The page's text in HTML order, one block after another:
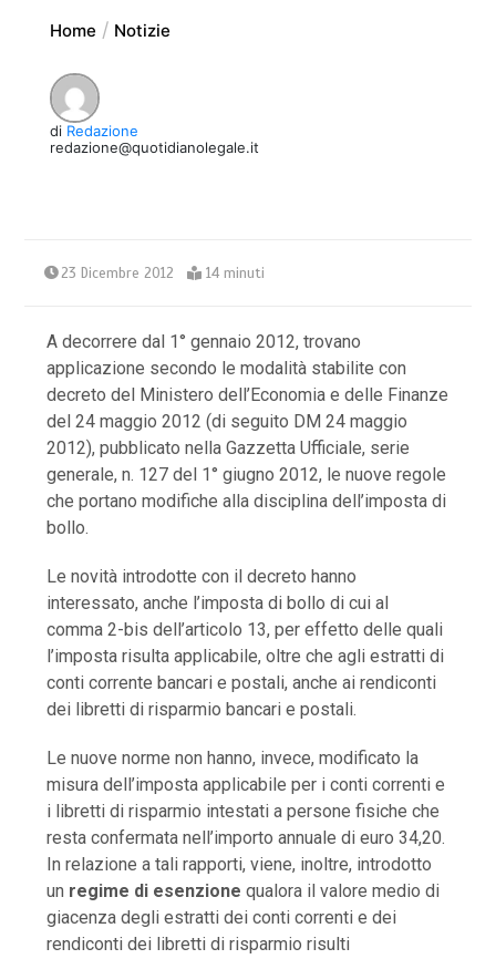
Home Notizie
di Redazione
redazione@quotidianolegale.it
23 Dicembre 2012 14 minuti
A decorrere dal 1° gennaio 2012, trovano
applicazione secondo le modalità stabilite con
decreto del Ministero dell’Economia e delle Finanze
del 24 maggio 2012 (di seguito DM 24 maggio
2012), pubblicato nella Gazzetta Ufficiale, serie
generale, n. 127 del 1° giugno 2012, le nuove regole
che portano modifiche alla disciplina dell’imposta di
bollo.
Le novità introdotte con il decreto hanno
interessato, anche l’imposta di bollo di cui al
comma 2-bis dell’articolo 13, per effetto delle quali
l’imposta risulta applicabile, oltre che agli estratti di
conti corrente bancari e postali, anche ai rendiconti
dei libretti di risparmio bancari e postali.
Le nuove norme non hanno, invece, modificato la
misura dell’imposta applicabile per i conti correnti e
i libretti di risparmio intestati a persone fisiche che
resta confermata nell’importo annuale di euro 34,20.
In relazione a tali rapporti, viene, inoltre, introdotto
un regime di esenzione qualora il valore medio di
giacenza degli estratti dei conti correnti e dei
rendiconti dei libretti di risparmio risulti